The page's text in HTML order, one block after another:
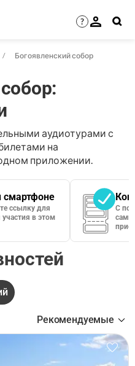
?
Богоявленский собор
аудиотурами с
на
приложении.
ссылку для
в этом
С
сами
Рекомендуемые